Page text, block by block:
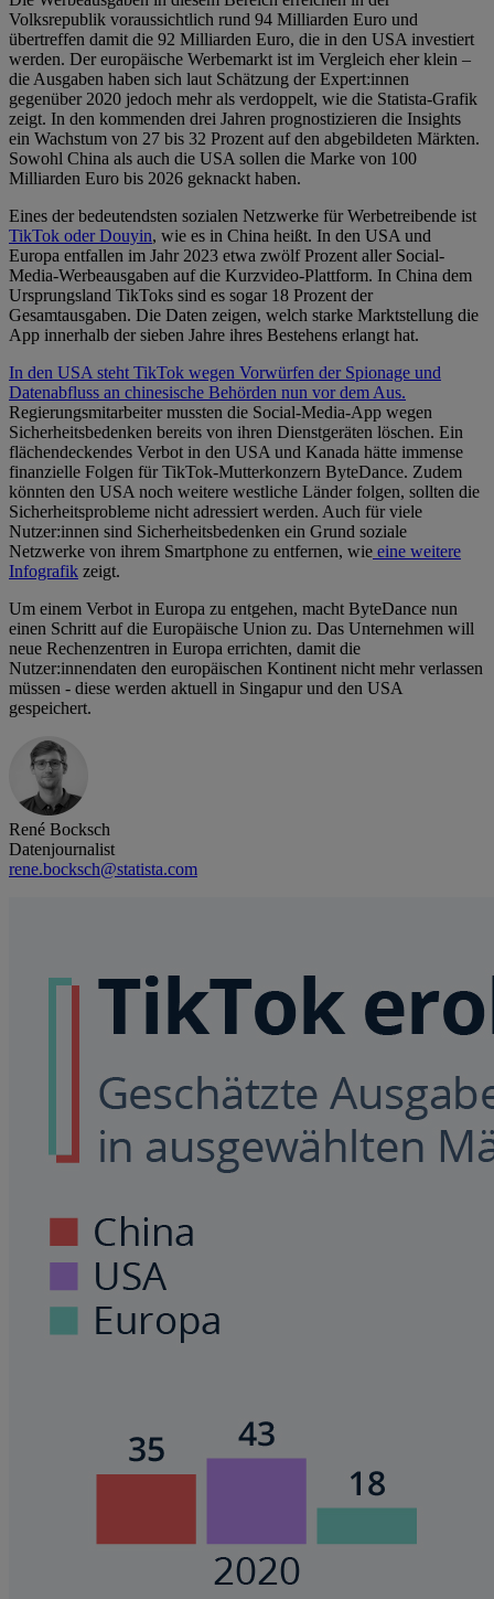
Volksrepublik voraussichtlich rund 94 Milliarden Euro und
übertreffen damit die 92 Milliarden Euro, die in den USA investiert
werden. Der europäische Werbemarkt ist im Vergleich eher klein –
die Ausgaben haben sich laut Schätzung der Expert:innen
gegenüber 2020 jedoch mehr als verdoppelt, wie die Statista-Grafik
zeigt. In den kommenden drei Jahren prognostizieren die Insights
ein Wachstum von 27 bis 32 Prozent auf den abgebildeten Märkten.
Sowohl China als auch die USA sollen die Marke von 100
Milliarden Euro bis 2026 geknackt haben.
Eines der bedeutendsten sozialen Netzwerke für Werbetreibende ist
TikTok oder Douyin, wie es in China heißt. In den USA und
Europa entfallen im Jahr 2023 etwa zwölf Prozent aller Social-
Media-Werbeausgaben auf die Kurzvideo-Plattform. In China dem
Ursprungsland TikToks sind es sogar 18 Prozent der
Gesamtausgaben. Die Daten zeigen, welch starke Marktstellung die
App innerhalb der sieben Jahre ihres Bestehens erlangt hat.
In den USA steht TikTok wegen Vorwürfen der Spionage und
Datenabfluss an chinesische Behörden nun vor dem Aus.
Regierungsmitarbeiter mussten die Social-Media-App wegen
Sicherheitsbedenken bereits von ihren Dienstgeräten löschen. Ein
flächendeckendes Verbot in den USA und Kanada hätte immense
finanzielle Folgen für TikTok-Mutterkonzern ByteDance. Zudem
könnten den USA noch weitere westliche Länder folgen, sollten die
Sicherheitsprobleme nicht adressiert werden. Auch für viele
Nutzer:innen sind Sicherheitsbedenken ein Grund soziale
Netzwerke von ihrem Smartphone zu entfernen, wie eine weitere
Infografik zeigt.
Um einem Verbot in Europa zu entgehen, macht ByteDance nun
einen Schritt auf die Europäische Union zu. Das Unternehmen will
neue Rechenzentren in Europa errichten, damit die
Nutzer:innendaten den europäischen Kontinent nicht mehr verlassen
müssen - diese werden aktuell in Singapur und den USA
gespeichert.
René Bocksch
Datenjournalist
rene.bocksch@statista.com